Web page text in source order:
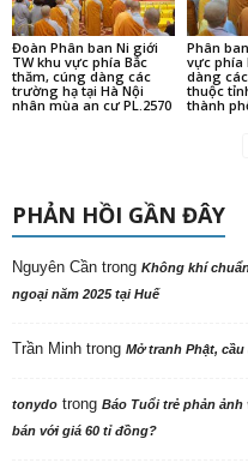
Đoàn Phân ban Ni giới
TW khu vực phía Bắc
thăm, cúng dàng các
trường hạ tại Hà Nội
nhân mùa an cư PL.2570
Phân
vực phía
dàng
thuộc
thành
PHẢN HỒI GẦN ĐÂY
Nguyên Cần trong Không khí
ngoại năm 2025 tại Huế
Trần Minh trong Mở tranh Phật,
tonydo trong Báo Tuổi trẻ phản ảnh
bán với giá 60 tỉ đồng?